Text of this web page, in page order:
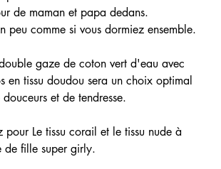
de maman et papa dedans.
peu comme si vous dormiez ensemble.
gaze de coton vert d'eau avec
en tissu doudou sera un choix optimal
et de tendresse.
Le tissu corail et le tissu nude à
de fille super girly.